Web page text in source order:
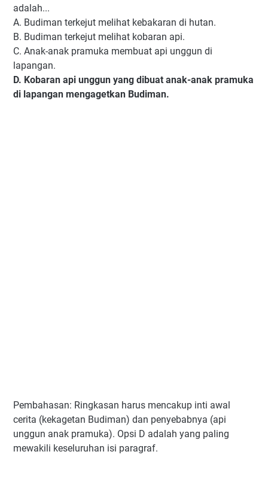
adalah...
A. Budiman terkejut melihat kebakaran di hutan.
B. Budiman terkejut melihat kobaran api.
C. Anak-anak pramuka membuat api unggun di
lapangan.
D. Kobaran api unggun yang dibuat anak-anak pramuka
di lapangan mengagetkan Budiman.
Pembahasan: Ringkasan harus mencakup inti awal
cerita (kekagetan Budiman) dan penyebabnya (api
unggun anak pramuka). Opsi D adalah yang paling
mewakili keseluruhan isi paragraf.